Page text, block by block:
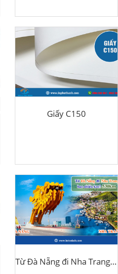
Giấy C150
Từ Đà Nẵng đi Nha Trang bao nhiêu km?